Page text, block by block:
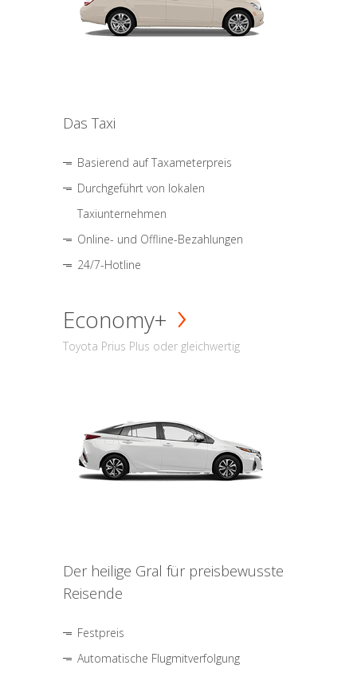
Das Taxi
Basierend auf Taxameterpreis
Durchgeführt von lokalen
Taxiunternehmen
Online- und Offline-Bezahlungen
24/7-Hotline
Economy+
Toyota Prius Plus oder gleichwertig
Der heilige Gral für preisbewusste
Reisende
Festpreis
Automatische Flugmitverfolgung